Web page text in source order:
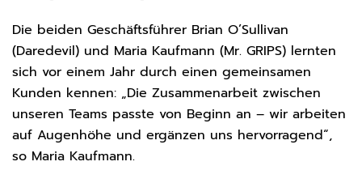
Die beiden Geschäftsführer Brian O’Sullivan
(Daredevil) und Maria Kaufmann (Mr. GRIPS) lernten
sich vor einem Jahr durch einen gemeinsamen
Kunden kennen: „Die Zusammenarbeit zwischen
unseren Teams passte von Beginn an – wir arbeiten
auf Augenhöhe und ergänzen uns hervorragend“,
so Maria Kaufmann.